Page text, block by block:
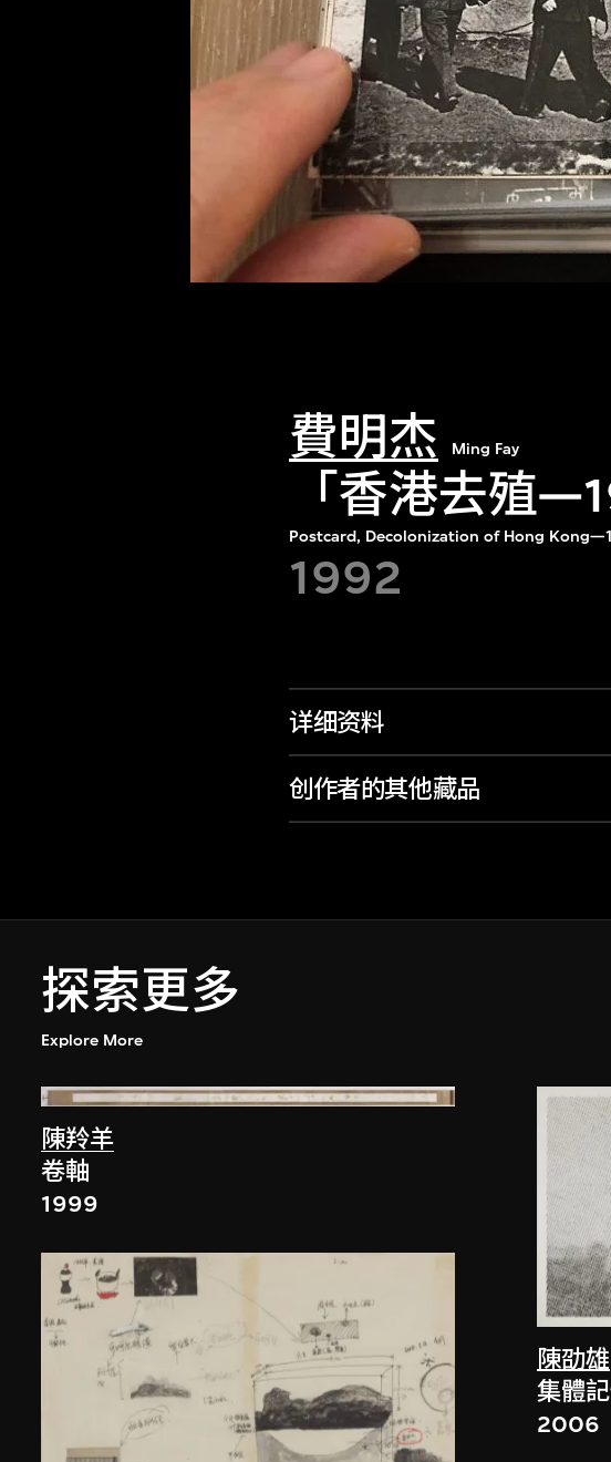
費明杰 Ming Fay
「香港去殖
Postcard, Decolonization of Hong
1992
详细资料
创作者的其他藏品
探索更多
Explore More
陳羚羊
卷軸
1999
陳劭雄
集體
2006